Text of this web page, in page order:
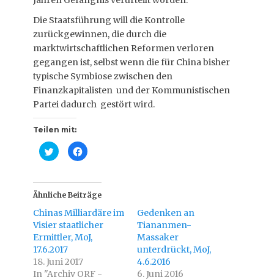
Die Staatsführung will die Kontrolle
zurückgewinnen, die durch die
marktwirtschaftlichen Reformen verloren
gegangen ist, selbst wenn die für China bisher
typische Symbiose zwischen den
Finanzkapitalisten und der Kommunistischen
Partei dadurch gestört wird.
Teilen mit:
K
l
,
u
m
b
e
r
T
w
i
t
t
e
K
l
,
u
m
u
f
F
a
o
Ähnliche Beiträge
Chinas Milliardäre im
Visier staatlicher
Ermittler, MoJ,
17.6.2017
18. Juni 2017
In "Archiv ORF -
Gedenken an
Tiananmen-
Massaker
unterdrückt, MoJ,
4.6.2016
6. Juni 2016